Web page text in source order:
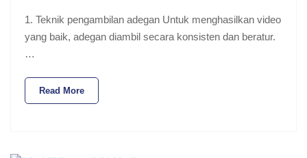
1. Teknik pengambilan adegan Untuk menghasilkan video
yang baik, adegan diambil secara konsisten dan beratur.
…
Read More